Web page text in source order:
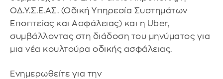
ΟΔ.Υ.Σ.Ε.ΑΣ. (Οδική Υπηρεσία Συστημάτων
Εποπτείας και Ασφάλειας) και η Uber,
συμβάλλοντας στη διάδοση του μηνύματος για
μια νέα κουλτούρα οδικής ασφάλειας.
Ενημερωθείτε για την